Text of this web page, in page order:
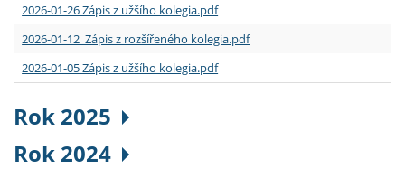
2026-01-26 Zápis z užšího kolegia.pdf
2026-01-12 Zápis z rozšířeného kolegia.pdf
2026-01-05 Zápis z užšího kolegia.pdf
Rok 2025
Rok 2024